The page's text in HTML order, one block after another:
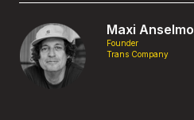
Maxi Anselmo
Founder
Trans Company